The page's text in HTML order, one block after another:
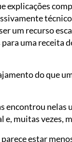
explicações
um recurso
uma receita
do que
encontrou nelas
e, muitas vezes,
estar